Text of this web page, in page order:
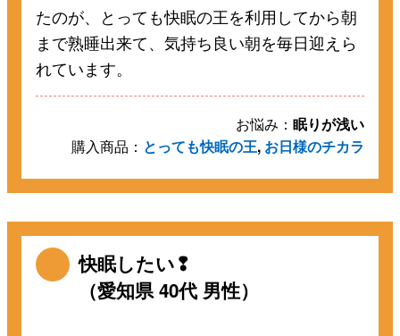
たのが、とっても快眠の王を利用してから朝
まで熟睡出来て、気持ち良い朝を毎日迎えら
れています。
お悩み： 眠りが浅い
購入商品： とっても快眠の王, お日様のチカラ
快眠したい❢
（愛知県 40代 男性）